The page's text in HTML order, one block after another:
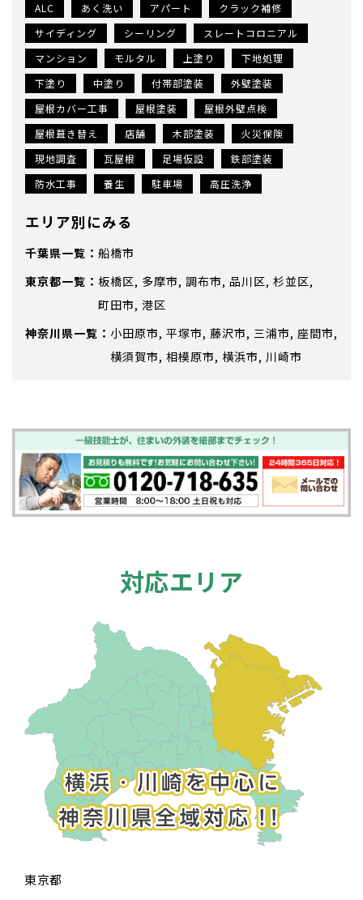
ALC あく洗い アパート
クラック補修
サイディング
シーリング
スレートコロニアル
マンション
モルタル 上塗り
下地処理
下塗り
中塗り 付帯部塗装
外壁塗装
屋根カバー工事
屋根塗装
屋根外壁点検
屋根葺き替え
店舗 木部塗装
火災保険
現地調査
瓦屋根 足場仮設
鉄部塗装
防水工事
養生 駐車場 高圧洗浄
エリア別にみる
千葉県
船橋市
東京都
板橋区 多摩市 調布市 品川区 杉並区
町田市 港区
神奈川県
小田原市 平塚市 藤沢市 三浦市 座間市
横須賀市 相模原市 横浜市 川崎市
対応エリア
東京都